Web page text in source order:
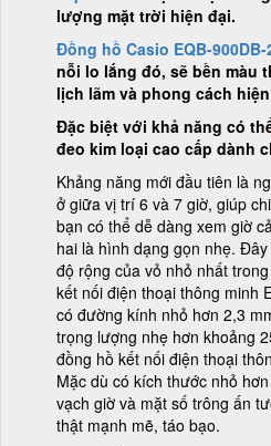
lượng mặt trời hiện đại.
Đồng hồ Casio EQB-900DB-
nỗi lo lắng đó, sẽ bền màu
lịch lãm và phong cách
Đặc biệt với khả năng có
đeo kim loại cao cấp dành
Khảng năng mới đầu tiên là
ở giữa vị trí 6 và 7 giờ, giúp
bạn có thể dễ dàng xem giờ
hai là hình dạng gọn nhẹ.
độ rộng của vỏ nhỏ nhất
kết nối điện thoại thông minh
có đường kính nhỏ hơn 2,3
trọng lượng nhẹ hơn khoảng
đồng hồ kết nối điện thoại
Mặc dù có kích thước nhỏ
vạch giờ và mặt số trông ấn
thật mạnh mẽ, táo bạo.